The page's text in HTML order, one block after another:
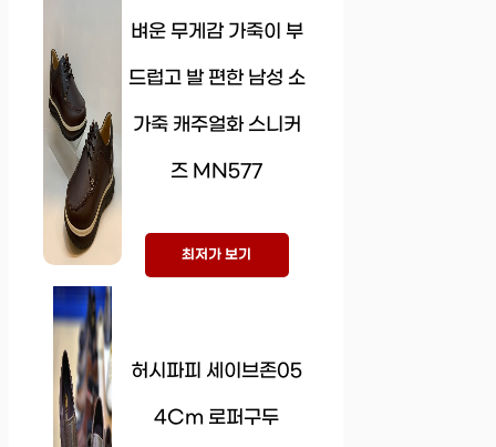
벼운 무게감 가죽이 부
드럽고 발 편한 남성 소
가죽 캐주얼화 스니커
즈 MN577
최저가 보기
허시파피 세이브존05
4Cm 로퍼구두